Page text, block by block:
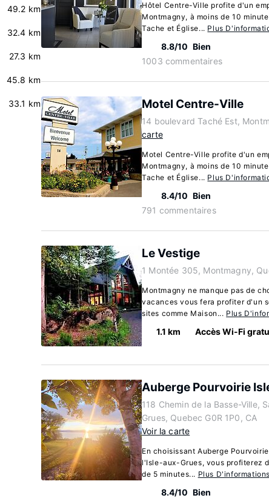
49.2 km
32.4 km
27.3 km
45.8 km
33.1 km
Hôtel Centre-Ville profite d'un
Montmagny, à moins de 10
Tache et Église... Plus
8.8/10 Bien
1003 commentaires
Motel Centre-Ville
14 boulevard Taché Est,
carte
Motel Centre-Ville profite d'un
Montmagny, à moins de 10
Tache et Église... Plus
8.4/10 Bien
791 commentaires
Le Vestige
1 Montée 305, Montmagny,
Montmagny ne manque pas de
vacances vous fera profiter d'un
sites comme Maison... Plus
1.1 km Accès Wi-Fi
Auberge Pourvoirie
118 Chemin de la Basse-Ville,
Grues, Quebec G0R 1P0, CA
Voir la carte
En choisissant Auberge
l'Isle-aux-Grues, vous profiterez
de 5 minutes... Plus D'informations
8.4/10 Bien